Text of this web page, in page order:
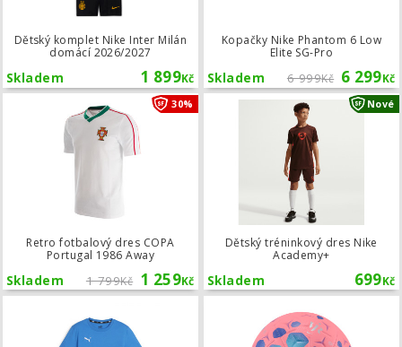
Dětský komplet Nike Inter Milán
domácí 2026/2027
1 899Kč
Skladem
Kopačky Nike Phantom 6 Low
Elite SG-Pro
6 999Kč 6 299Kč
Skladem
Retro fotbalový dres COPA
Portugal 1986 Away
1 799Kč 1 259Kč
Skladem
30% Retro fotbalový dres COPA Portugal
Dětský tréninkový dres Nike
Academy+
699Kč
Skladem
Nové